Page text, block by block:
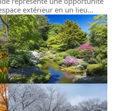
extérieur en un lieu…